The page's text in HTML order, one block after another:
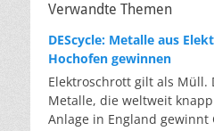
Verwandte Themen
DEScycle: Metalle aus
Hochofen gewinnen
Elektroschrott gilt als Müll.
Metalle, die weltweit
Anlage in England gewinnt